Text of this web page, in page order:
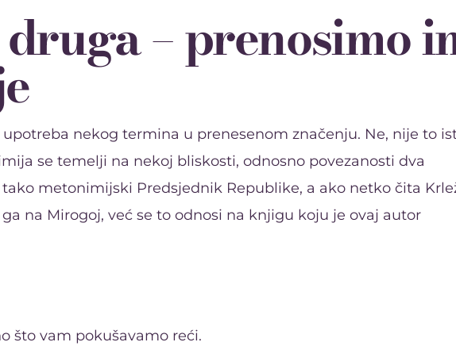
– prenosimo
nekog termina u prenesenom značenju. Ne, nije to
se temelji na nekoj bliskosti, odnosno povezanosti dva
metonimijski Predsjednik Republike, a ako netko čita
na Mirogoj, već se to odnosi na knjigu koju je ovaj autor
što vam pokušavamo reći.